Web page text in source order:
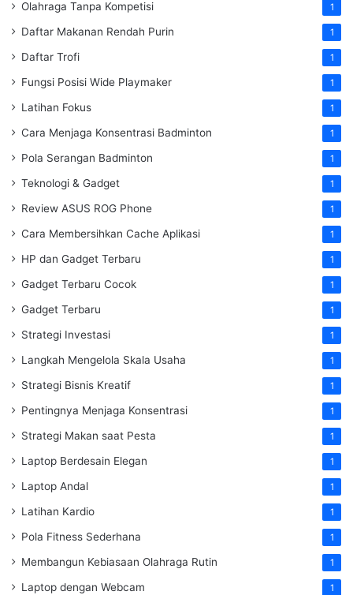
Olahraga Tanpa Kompetisi 1
Daftar Makanan Rendah Purin 1
Daftar Trofi 1
Fungsi Posisi Wide Playmaker 1
Latihan Fokus 1
Cara Menjaga Konsentrasi Badminton 1
Pola Serangan Badminton 1
Teknologi & Gadget 1
Review ASUS ROG Phone 1
Cara Membersihkan Cache Aplikasi 1
HP dan Gadget Terbaru 1
Gadget Terbaru Cocok 1
Gadget Terbaru 1
Strategi Investasi 1
Langkah Mengelola Skala Usaha 1
Strategi Bisnis Kreatif 1
Pentingnya Menjaga Konsentrasi 1
Strategi Makan saat Pesta 1
Laptop Berdesain Elegan 1
Laptop Andal 1
Latihan Kardio 1
Pola Fitness Sederhana 1
Membangun Kebiasaan Olahraga Rutin 1
Laptop dengan Webcam 1